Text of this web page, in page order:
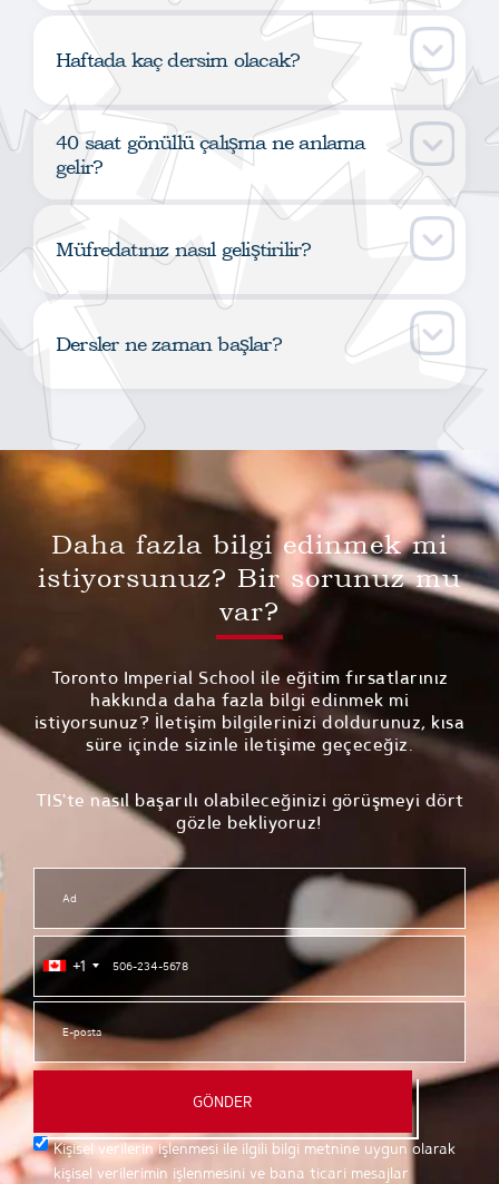
Haftada kaç dersim olacak?
40 saat gönüllü çalışma ne anlama
gelir?
Müfredatınız nasıl geliştirilir?
Dersler ne zaman başlar?
Daha fazla bilgi edinmek mi
istiyorsunuz? Bir sorunuz mu
var?
Toronto Imperial School ile eğitim fırsatlarınız
hakkında daha fazla bilgi edinmek mi
istiyorsunuz? İletişim bilgilerinizi doldurunuz, kısa
süre içinde sizinle iletişime geçeceğiz.
TIS'te nasıl başarılı olabileceğinizi görüşmeyi dört
gözle bekliyoruz!
+1
GÖNDER
Kişisel verilerin işlenmesi ile ilgili bilgi metnine uygun olarak
kişisel verilerimin işlenmesini ve bana ticari mesajlar